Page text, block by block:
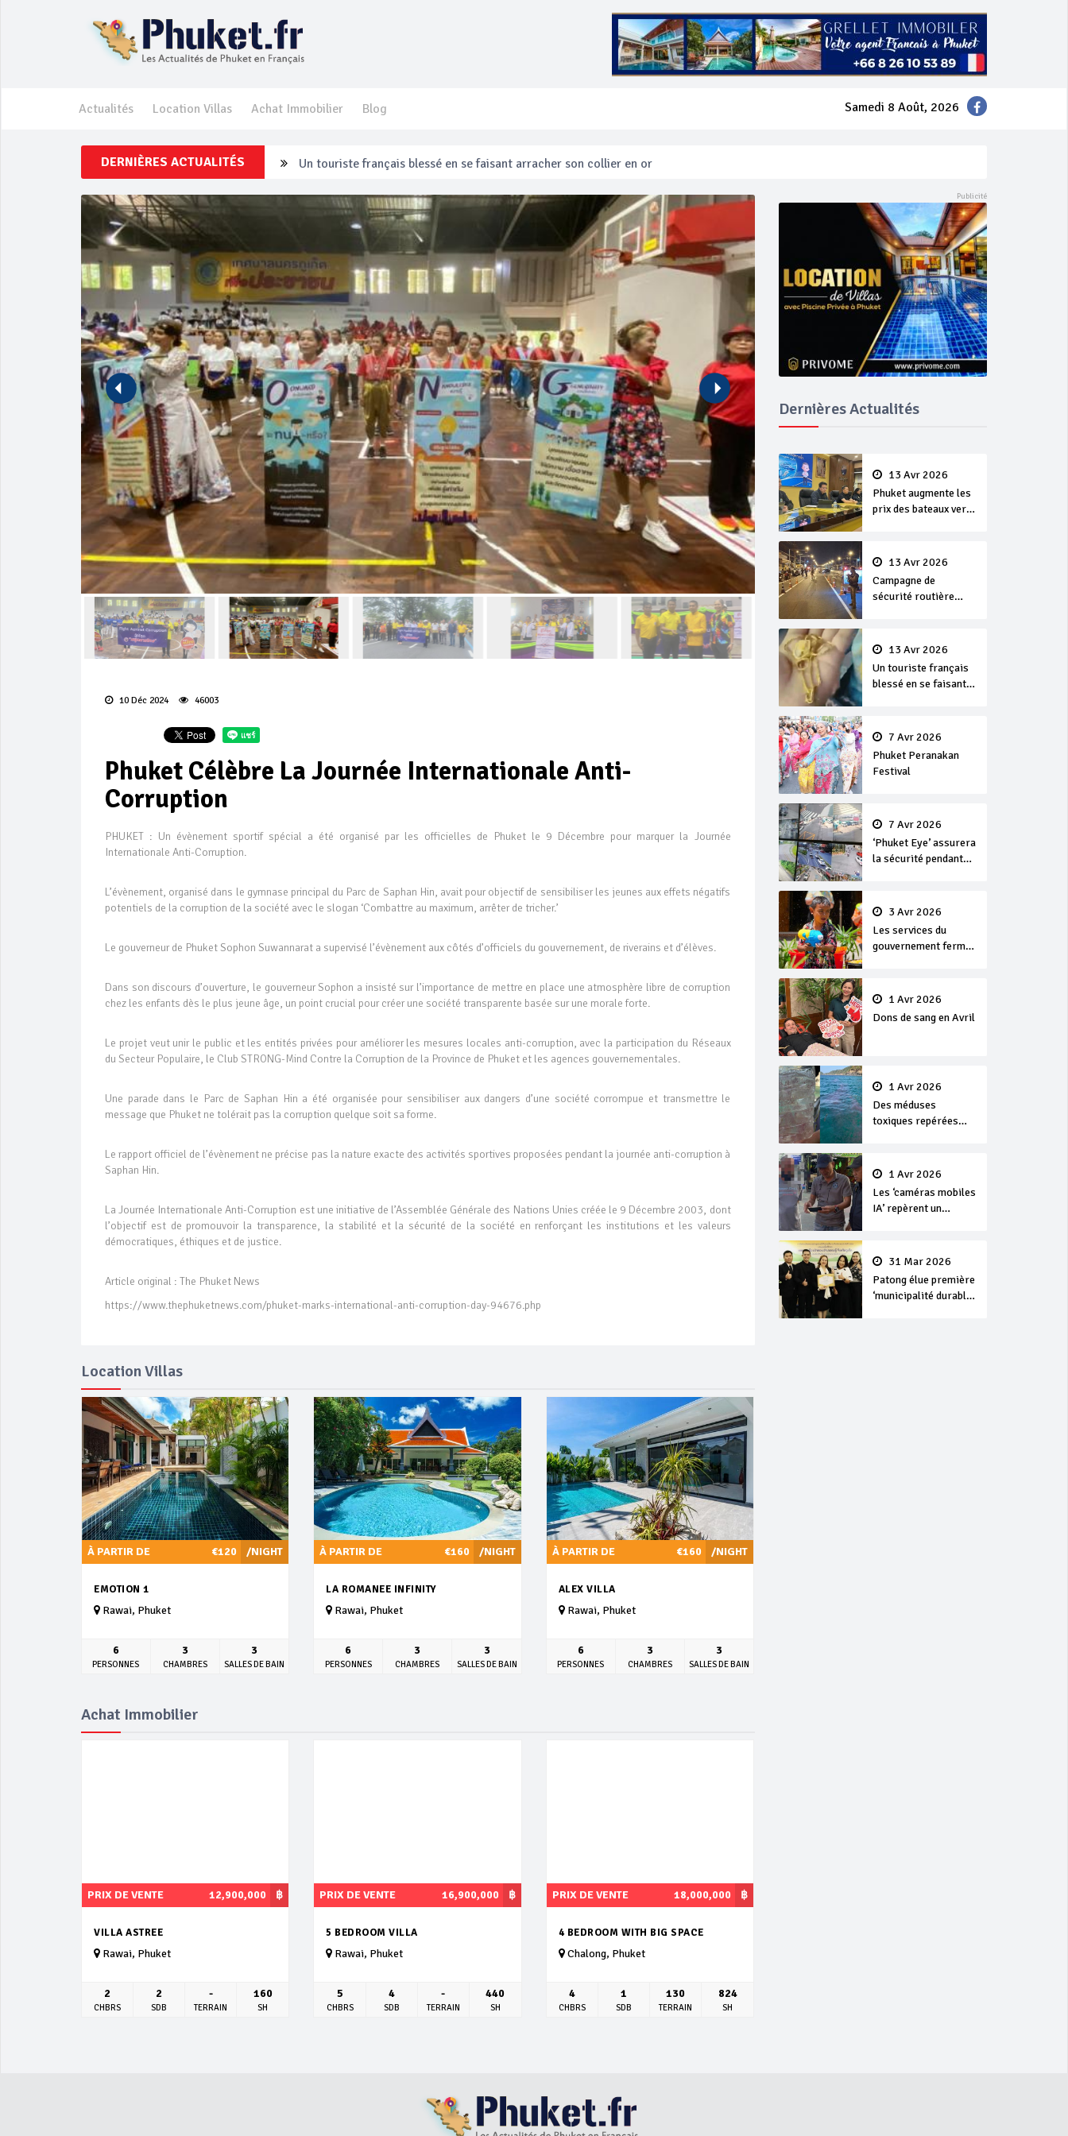
Actualités Location Villas Achat Immobilier Blog Samedi 8 Août, 2026
DERNIÈRES ACTUALITÉS Un touriste français blessé en se faisant arracher son collier en or
Phuket Peranakan Festival
‘Phuket Eye’ assurera la sécurité pendant Songkran
Phuket augmente les prix des bateaux vers Koh Phi Phi et des excursions en mer
Campagne de sécurité routière ‘Seven Days of Danger’ de Songkran
10 Déc 2024 46003
Phuket Célèbre La Journée Internationale Anti-
Corruption
PHUKET : Un évènement sportif spécial a été organisé par les officielles de Phuket le 9 Décembre pour marquer la Journée
Internationale Anti-Corruption.
L’évènement, organisé dans le gymnase principal du Parc de Saphan Hin, avait pour objectif de sensibiliser les jeunes aux effets négatifs
potentiels de la corruption de la société avec le slogan ‘Combattre au maximum, arrêter de tricher.’
Le gouverneur de Phuket Sophon Suwannarat a supervisé l’évènement aux côtés d’officiels du gouvernement, de riverains et d’élèves.
Dans son discours d’ouverture, le gouverneur Sophon a insisté sur l’importance de mettre en place une atmosphère libre de corruption
chez les enfants dès le plus jeune âge, un point crucial pour créer une société transparente basée sur une morale forte.
Le projet veut unir le public et les entités privées pour améliorer les mesures locales anti-corruption, avec la participation du Réseaux
du Secteur Populaire, le Club STRONG-Mind Contre la Corruption de la Province de Phuket et les agences gouvernementales.
Une parade dans le Parc de Saphan Hin a été organisée pour sensibiliser aux dangers d’une société corrompue et transmettre le
message que Phuket ne tolérait pas la corruption quelque soit sa forme.
Le rapport officiel de l’évènement ne précise pas la nature exacte des activités sportives proposées pendant la journée anti-corruption à
Saphan Hin.
La Journée Internationale Anti-Corruption est une initiative de l’Assemblée Générale des Nations Unies créée le 9 Décembre 2003, dont
l’objectif est de promouvoir la transparence, la stabilité et la sécurité de la société en renforçant les institutions et les valeurs
démocratiques, éthiques et de justice.
Article original : The Phuket News
https://www.thephuketnews.com/phuket-marks-international-anti-corruption-day-94676.php
Dernières Actualités
13 Avr 2026
Phuket augmente les
prix des bateaux vers
13 Avr 2026
Campagne de
sécurité routière
13 Avr 2026
Un touriste français
blessé en se faisant
7 Avr 2026
Phuket Peranakan
Festival
7 Avr 2026
‘Phuket Eye’ assurera
la sécurité pendant
3 Avr 2026
Les services du
gouvernement fermés
Songkran
1 Avr 2026
Dons de sang en Avril
1 Avr 2026
Des méduses
toxiques repérées
1 Avr 2026
Les ‘caméras mobiles
IA’ repèrent un
séjour31 Mar 2026
Patong élue première
‘municipalité durable’
Location Villas
/NIGHT
À PARTIR DE €120
EMOTION 1
Rawai, Phuket
6
PERSONNES
3
CHAMBRES
3
SALLES DE BAIN
/NIGHT
À PARTIR DE €160
LA ROMANEE INFINITY
Rawai, Phuket
6
PERSONNES
3
CHAMBRES
3
SALLES DE BAIN
/NIGHT
À PARTIR DE €160
ALEX VILLA
Rawai, Phuket
6
PERSONNES
3
CHAMBRES
3
SALLES DE BAIN
Achat Immobilier
฿
PRIX DE VENTE 12,900,000
VILLA ASTREE
Rawai, Phuket
2
CHBRS
2
SDB
-
TERRAIN
160
SH
฿
PRIX DE VENTE 16,900,000
5 BEDROOM VILLA
Rawai, Phuket
5
CHBRS
4
SDB
-
TERRAIN
440
SH
฿
PRIX DE VENTE 18,000,000
4 BEDROOM WITH BIG SPACE
Chalong, Phuket
4
CHBRS
1
SDB
130
TERRAIN
824
SH